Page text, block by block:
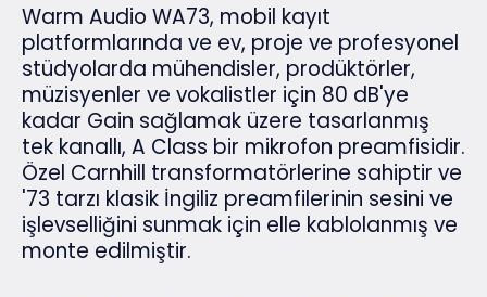
Warm Audio WA73, mobil kayıt
platformlarında ve ev, proje ve profesyonel
stüdyolarda mühendisler, prodüktörler,
müzisyenler ve vokalistler için 80 dB'ye
kadar Gain sağlamak üzere tasarlanmış
tek kanallı, A Class bir mikrofon preamfisidir.
Özel Carnhill transformatörlerine sahiptir ve
'73 tarzı klasik İngiliz preamfilerinin sesini ve
işlevselliğini sunmak için elle kablolanmış ve
monte edilmiştir.